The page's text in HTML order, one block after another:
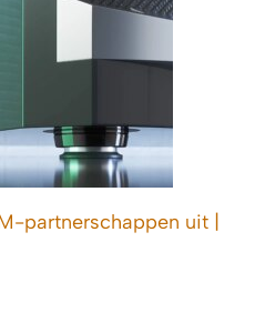
partnerschappen uit |